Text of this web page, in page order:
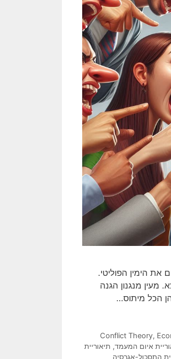
את הימין הפוליטי.
מעין מנגנון הגנה
הכל מיתוס…
Conflict Theory,
איום המעמד, תיאוריית
התסכול-אגרסיה